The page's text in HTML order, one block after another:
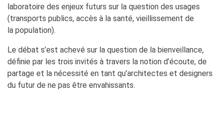
laboratoire des enjeux futurs sur la question des usages
(transports publics, accès à la santé, vieillissement de
la population).
Le débat s’est achevé sur la question de la bienveillance,
définie par les trois invités à travers la notion d’écoute, de
partage et la nécessité en tant qu’architectes et designers
du futur de ne pas être envahissants.